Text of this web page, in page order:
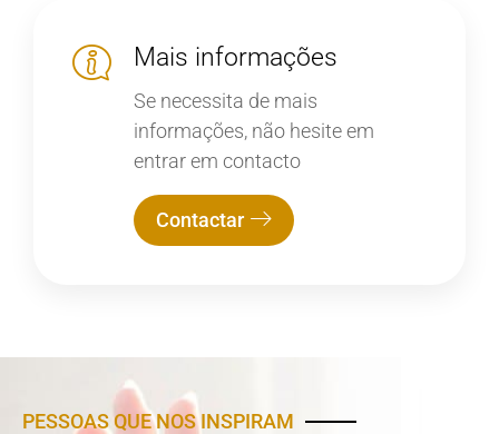
Mais informações
Se necessita de mais
informações, não hesite em
entrar em contacto
Contactar
PESSOAS QUE NOS INSPIRAM